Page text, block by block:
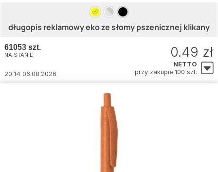
długopis reklamowy eko ze słomy pszenicznej klikany
61053 szt.
NA STANIE
20:14 06.08.2026
0.49 zł
NETTO
przy zakupie 100 szt.